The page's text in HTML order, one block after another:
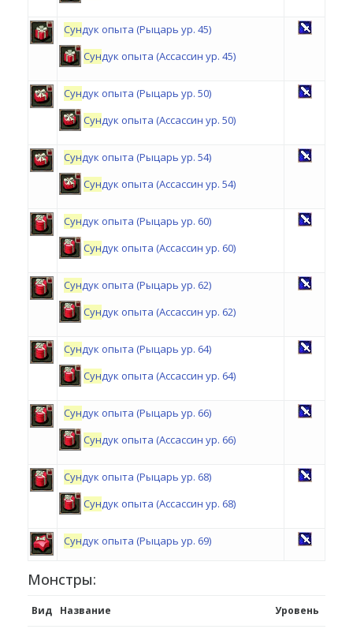
Сундук опыта (Рыцарь ур. 45)
Сундук опыта (Ассассин ур. 45)
Сундук опыта (Рыцарь ур. 50)
Сундук опыта (Ассассин ур. 50)
Сундук опыта (Рыцарь ур. 54)
Сундук опыта (Ассассин ур. 54)
Сундук опыта (Рыцарь ур. 60)
Сундук опыта (Ассассин ур. 60)
Сундук опыта (Рыцарь ур. 62)
Сундук опыта (Ассассин ур. 62)
Сундук опыта (Рыцарь ур. 64)
Сундук опыта (Ассассин ур. 64)
Сундук опыта (Рыцарь ур. 66)
Сундук опыта (Ассассин ур. 66)
Сундук опыта (Рыцарь ур. 68)
Сундук опыта (Ассассин ур. 68)
Сундук опыта (Рыцарь ур. 69)
Монстры:
Вид Название Уровень